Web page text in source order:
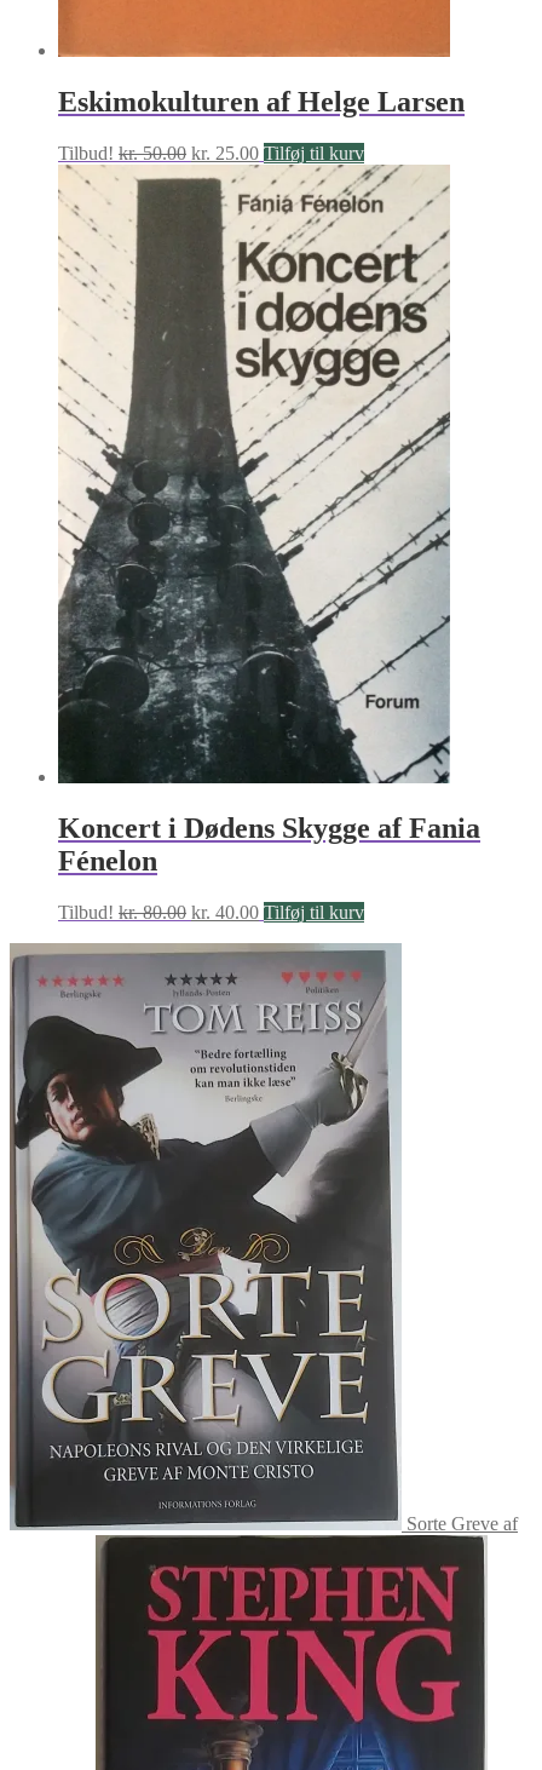
Eskimokulturen af Helge Larsen
Tilbud! kr.50.00 Den
oprindelige
kr. 50.00.
kr. 25.00Den
aktuelle
pris
er:
kr. 25.00.
Tilføj til kurv
Koncert i Dødens Skygge af Fania
Fénelon
Tilbud! kr.80.00 Den
pris
var:
kr. 80.00.
kr. 40.00Den
pris
kr. 40.00.
Tilføj til kurv
Sorte Greve af